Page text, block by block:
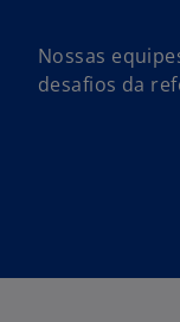
Nossas
desafios da